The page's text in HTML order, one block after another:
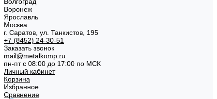
Воронеж
Ярославль
Москва
г. Саратов, ул. Танкистов, 195
+7 (8452) 24-30-51
Заказать звонок
mail@metalkomp.ru
пн-пт с 08:00 до 17:00 по МСК
Личный кабинет
Корзина
Избранное
Сравнение